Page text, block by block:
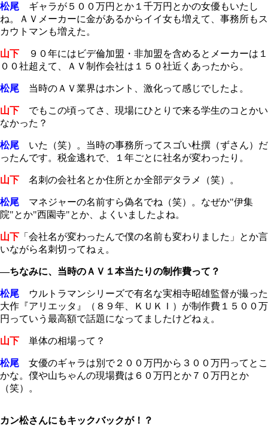
松尾 ギャラが５００万円とか１千万円とかの女優もいたし
ね。ＡＶメーカーに金があるからイイ女も増えて、事務所もス
カウトマンも増えた。
山下 ９０年にはビデ倫加盟・非加盟を含めるとメーカーは１
００社超えて、ＡＶ制作会社は１５０社近くあったから。
松尾 当時のＡＶ業界はホント、激化って感じでしたよ。
山下 でもこの頃ってさ、現場にひとりで来る学生のコとかい
なかった？
松尾 いた（笑）。当時の事務所ってスゴい杜撰（ずさん）だ
ったんです。税金逃れで、１年ごとに社名が変わったり。
山下 名刺の会社名とか住所とか全部デタラメ（笑）。
松尾 マネジャーの名前すら偽名でね（笑）。なぜか"伊集
院"とか"西園寺"とか、よくいましたよね。
山下 「会社名が変わったんで僕の名前も変わりました」とか言
いながら名刺切ってねぇ。
―ちなみに、当時のＡＶ１本当たりの制作費って？
松尾 ウルトラマンシリーズで有名な実相寺昭雄監督が撮った
大作『アリエッタ』（８９年、ＫＵＫＩ）が制作費１５００万
円っていう最高額で話題になってましたけどねぇ。
山下 単体の相場って？
松尾 女優のギャラは別で２００万円から３００万円ってとこ
かな。僕や山ちゃんの現場費は６０万円とか７０万円とか
（笑）。
カン松さんにもキックバックが！？